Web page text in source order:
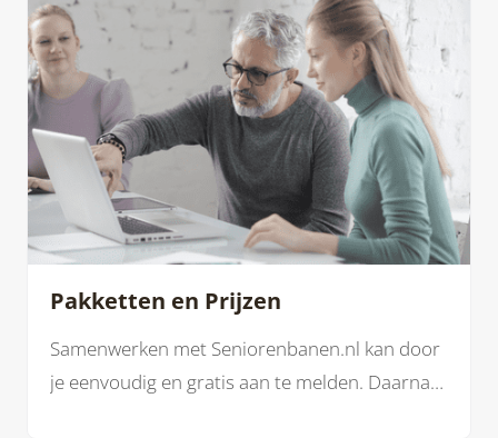
Pakketten en Prijzen
Samenwerken met Seniorenbanen.nl kan door
je eenvoudig en gratis aan te melden. Daarna